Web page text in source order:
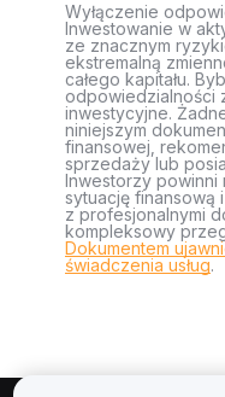
Wyłączenie
Inwestowanie w
ze znacznym
ekstremalną
całego kapitału.
odpowiedzialności
inwestycyjne.
niniejszym
finansowej,
sprzedaży lub
Inwestorzy powinni
sytuację finansową
z profesjonalnymi
kompleksowy
Dokumentem
świadczenia usług.